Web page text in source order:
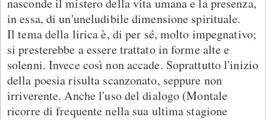
in essa, di un'uneludibile dimensione spirituale.
Il tema della lirica è, di per sé, molto impegnativo;
si presterebbe a essere trattato in forme alte e
solenni. Invece così non accade. Soprattutto l'inizio
della poesia risulta scanzonato, seppure non
irriverente. Anche l'uso del dialogo (Montale
ricorre di frequente nella sua ultima stagione